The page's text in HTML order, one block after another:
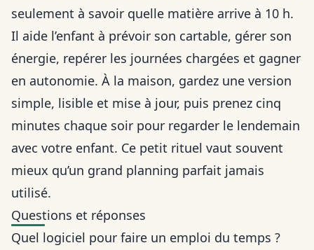
seulement à savoir quelle matière arrive à 10 h.
Il aide l’enfant à prévoir son cartable, gérer son
énergie, repérer les journées chargées et gagner
en autonomie. À la maison, gardez une version
simple, lisible et mise à jour, puis prenez cinq
minutes chaque soir pour regarder le lendemain
avec votre enfant. Ce petit rituel vaut souvent
mieux qu’un grand planning parfait jamais
utilisé.
Questions et réponses
Quel logiciel pour faire un emploi du temps ?